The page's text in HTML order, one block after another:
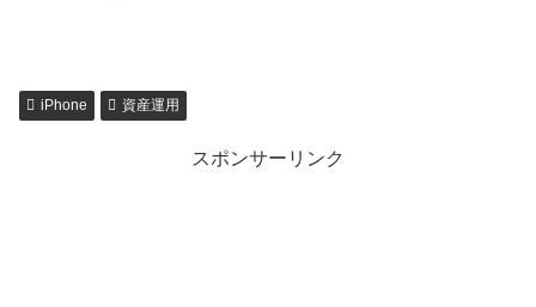
iPhone 資産運用
スポンサーリンク